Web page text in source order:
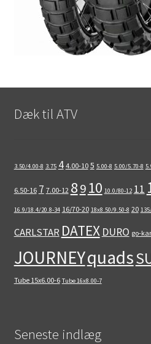
Dæk til ATV
3.50/4.00-8 3.75 4 4.00-10 5 5.00-8 5.00/5.70-8
6.50-16 7 7.00-12 89 10 10.0/80-12 11
16.9/18.4/20.8-34 16/70-20 18x8.50/9.50-8 20
CARLSTAR DATEX DURO go-
JOURNEYquads
Tube 15x6.00-6 Tube 16x8.00-7
Seneste indlæg